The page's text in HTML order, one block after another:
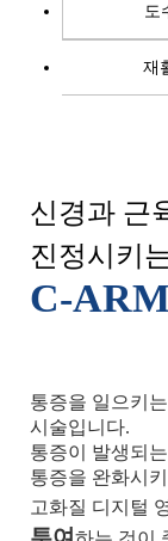
도
재
신경과 근
진정시키
C-
통증을 일으키
시술입니다.
통증이 발생되
통증을 완화시
고화질 디지털